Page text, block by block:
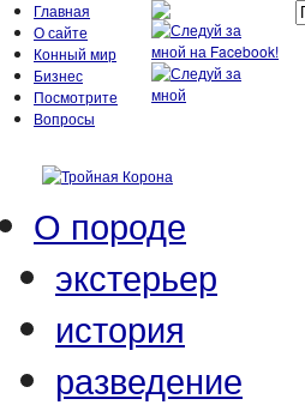
Главная
О сайте
Конный мир
Бизнес
Посмотрите
Вопросы
О породе
экстерьер
история
разведение